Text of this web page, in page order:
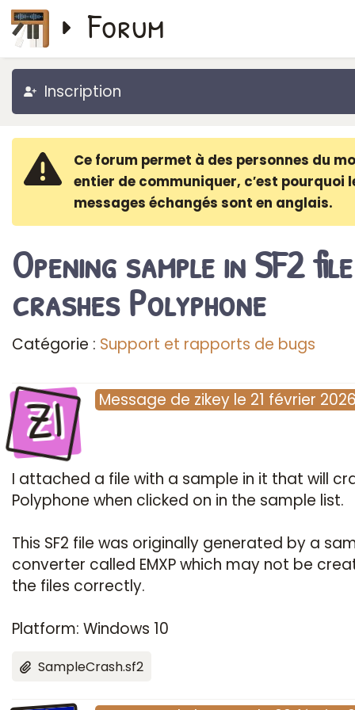
Forum
Inscription
Ce forum permet à des personnes du
entier de communiquer, c′est pourquoi
messages échangés sont en anglais.
Opening sample in SF2 file
crashes Polyphone
Catégorie : Support et rapports de bugs
ZI Message de zikey le 21 février
I attached a file with a sample in it that will
Polyphone when clicked on in the sample list.
This SF2 file was originally generated by a
converter called EMXP which may not be
the files correctly.
Platform: Windows 10
SampleCrash.sf2